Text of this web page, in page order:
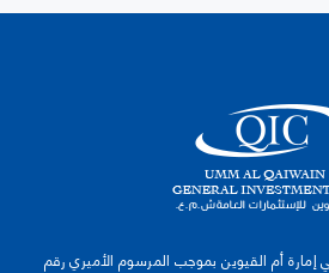
أم القيوين بموجب المرسوم الأميري رقم